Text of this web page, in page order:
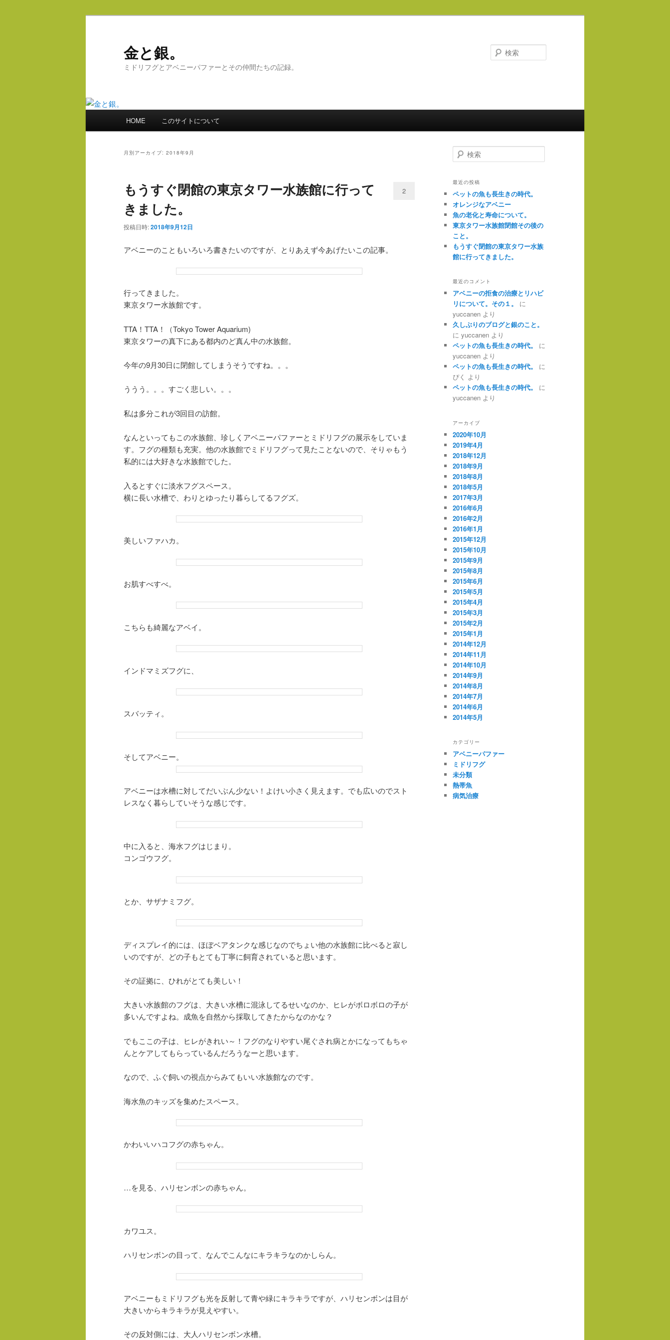
金と銀。
ミドリフグとアベニーパファーとその仲間たちの記録。
HOME このサイトについて
月別アーカイブ: 2018年9月
もうすぐ閉館の東京タワー水族館に行って
きました。
投稿日時:2018年9月12日
2
アベニーのこともいろいろ書きたいのですが、とりあえず今あげたいこの記事。
行ってきました。
東京タワー水族館です。
TTA！TTA！（Tokyo Tower Aquarium)
東京タワーの真下にある都内のど真ん中の水族館。
今年の9月30日に閉館してしまうそうですね。。。
ううう。。。すごく悲しい。。。
私は多分これが3回目の訪館。
なんといってもこの水族館、珍しくアベニーパファーとミドリフグの展示をしていま
す。フグの種類も充実。他の水族館でミドリフグって見たことないので、そりゃもう
私的には大好きな水族館でした。
入るとすぐに淡水フグスペース。
横に長い水槽で、わりとゆったり暮らしてるフグズ。
美しいファハカ。
お肌すべすべ。
こちらも綺麗なアベイ。
インドマミズフグに、
スバッティ。
そしてアベニー。
アベニーは水槽に対してだいぶん少ない！よけい小さく見えます。でも広いのでスト
レスなく暮らしていそうな感じです。
中に入ると、海水フグはじまり。
コンゴウフグ。
とか、サザナミフグ。
ディスプレイ的には、ほぼベアタンクな感じなのでちょい他の水族館に比べると寂し
いのですが、どの子もとても丁寧に飼育されていると思います。
その証拠に、ひれがとても美しい！
大きい水族館のフグは、大きい水槽に混泳してるせいなのか、ヒレがボロボロの子が
多いんですよね。成魚を自然から採取してきたからなのかな？
でもここの子は、ヒレがきれい～！フグのなりやすい尾ぐされ病とかになってもちゃ
んとケアしてもらっているんだろうなーと思います。
なので、ふぐ飼いの視点からみてもいい水族館なのです。
海水魚のキッズを集めたスペース。
かわいいハコフグの赤ちゃん。
…を見る、ハリセンボンの赤ちゃん。
カワユス。
ハリセンボンの目って、なんでこんなにキラキラなのかしらん。
アベニーもミドリフグも光を反射して青や緑にキラキラですが、ハリセンボンは目が
大きいからキラキラが見えやすい。
その反対側には、大人ハリセンボン水槽。
検
索
最近の投稿
ペットの魚も長生きの時代。
オレンジなアベニー
魚の老化と寿命について。
東京タワー水族館閉館その後の
こと。
もうすぐ閉館の東京タワー水族
館に行ってきました。
最近のコメント
アベニーの拒食の治療とリハビ
リについて。その１。
に
yuccanen より
久しぶりのブログと銀のこと。
に yuccanen より
ペットの魚も長生きの時代。
に
yuccanen より
ペットの魚も長生きの時代。
に
ぴく より
ペットの魚も長生きの時代。
に
yuccanen より
アーカイブ
2020年10月
2019年4月
2018年12月
2018年9月
2018年8月
2018年5月
2017年3月
2016年6月
2016年2月
2016年1月
2015年12月
2015年10月
2015年9月
2015年8月
2015年6月
2015年5月
2015年4月
2015年3月
2015年2月
2015年1月
2014年12月
2014年11月
2014年10月
2014年9月
2014年8月
2014年7月
2014年6月
2014年5月
カテゴリー
アベニーパファー
ミドリフグ
未分類
熱帯魚
病気治療